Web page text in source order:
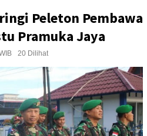
Peleton Pembawa
Pramuka Jaya
20 Dilihat